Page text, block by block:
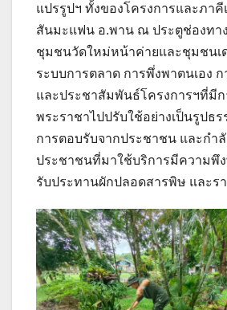
แปรรูปฯ ทั้งของโครงการและภา
สันมะแฟน อ.พาน ณ ประตูช่องทา
ชุมชนวัดใหม่หน้าค่ายและชุมชนเ
ระบบการตลาด การพึ่งพาตนเอง ก
และประชาสัมพันธ์โครงการฯที่มี
พระราชาไปปรับใช้อย่างเป็นรูปธ
การตอบรับจากประชาชน และกำ
ประชาชนที่มาใช้บริการมีความพึง
รับประทานผักปลอดสารพิษ และร